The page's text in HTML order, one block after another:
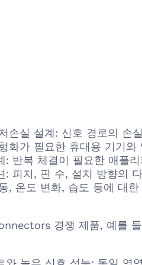
손실 설계: 신호 경로의 손
화가 필요한 휴대용 기기
: 반복 체결이 필요한 애플
: 피치, 핀 수, 설치 방향의
, 온도 변화, 습도 등에 대
경쟁 제품, 예를